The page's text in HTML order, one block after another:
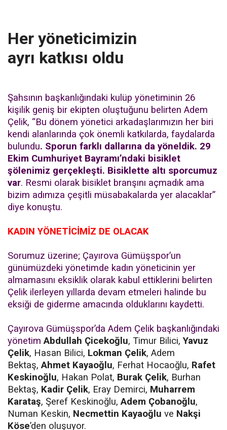
Her yöneticimizin
ayrı katkısı oldu
Şahsının başkanlığındaki kulüp yönetiminin 26
kişilik geniş bir ekipten oluştuğunu belirten Adem
Çelik, “Bu dönem yönetici arkadaşlarımızın her biri
kendi alanlarında çok önemli katkılarda, faydalarda
bulundu. Sporun farklı dallarına da yöneldik. 29
Ekim Cumhuriyet Bayramı’ndaki bisiklet
şölenimiz gerçekleşti. Bisiklette altı sporcumuz
var. Resmi olarak bisiklet branşını açmadık ama
bizim adımıza çeşitli müsabakalarda yer alacaklar”
diye konuştu.
KADIN YÖNETİCİMİZ DE OLACAK
Sorumuz üzerine; Çayırova Gümüşspor’un
günümüzdeki yönetimde kadın yöneticinin yer
almamasını eksiklik olarak kabul ettiklerini belirten
Çelik ilerleyen yıllarda devam etmeleri halinde bu
eksiği de giderme amacında olduklarını kaydetti.
Çayırova Gümüşspor’da Adem Çelik başkanlığındaki
yönetimAbdullah Çicekoğlu, Timur Bilici,Yavuz
Çelik, Hasan Bilici, Lokman Çelik, Adem
Bektaş,Ahmet Kayaoğlu, Ferhat Hocaoğlu, Rafet
Keskinoğlu, Hakan Polat, Burak Çelik, Burhan
Bektaş, Kadir Çelik, Eray Demirci, Muharrem
Karataş, Şeref Keskinoğlu,Adem Çobanoğlu,
Numan Keskin, Necmettin Kayaoğlu ve Nakşi
Köse’den oluşuyor.